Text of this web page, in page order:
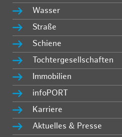
Wasser
Straße
Schiene
Tochtergesellschaften
Immobilien
infoPORT
Karriere
Aktuelles & Presse